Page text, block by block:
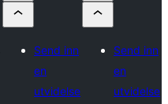
Send inn
en
utvidelse
Send inn
en
utvidelse